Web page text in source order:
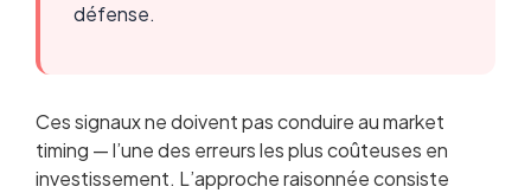
défense.
Ces signaux ne doivent pas conduire au market
timing — l’une des erreurs les plus coûteuses en
investissement. L’approche raisonnée consiste